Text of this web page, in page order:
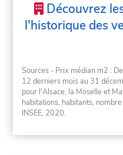
Découvrez
l'historique des
Sources - Prix médian m2 :
12 derniers mois au 31
pour l'Alsace, la Moselle et
habitations, habitants,
INSEE, 2020.